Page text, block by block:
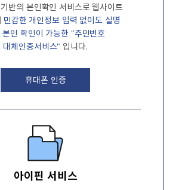
반의 본인확인 서비스로 웹사이트
민감한 개인정보 입력 없이도실명
본인 확인이 가능한 "주민번호
대체인증서비스" 입니다.
휴대폰 인증
아이핀 서비스